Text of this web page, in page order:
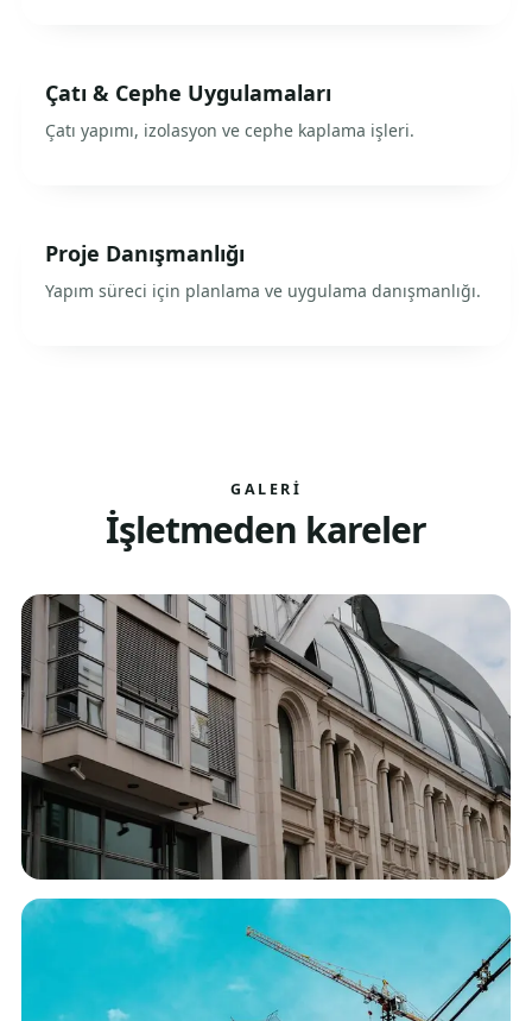
Çatı & Cephe Uygulamaları
Çatı yapımı, izolasyon ve cephe kaplama işleri.
Proje Danışmanlığı
Yapım süreci için planlama ve uygulama danışmanlığı.
GALERI
İşletmeden kareler